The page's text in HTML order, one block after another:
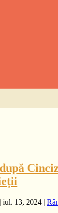
| iul. 13, 2024 |